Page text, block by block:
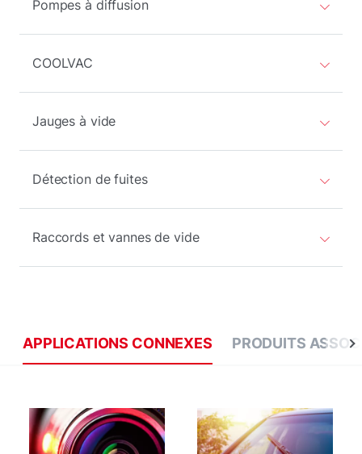
Pompes à diffusion
COOLVAC
Jauges à vide
Détection de fuites
Raccords et vannes de vide
APPLICATIONS CONNEXES PRODUITS